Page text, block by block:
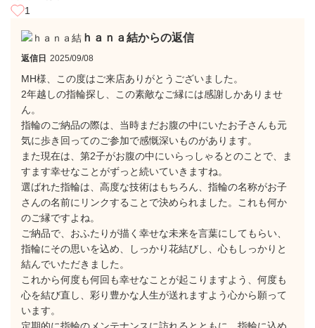
1
ｈａｎａ結からの返信
返信日 2025/09/08
MH様、この度はご来店ありがとうございました。
2年越しの指輪探し、この素敵なご縁には感謝しかありませ
ん。
指輪のご納品の際は、当時まだお腹の中にいたお子さんも元
気に歩き回ってのご参加で感慨深いものがあります。
また現在は、第2子がお腹の中にいらっしゃるとのことで、ま
すます幸せなことがずっと続いていきますね。
選ばれた指輪は、高度な技術はもちろん、指輪の名称がお子
さんの名前にリンクすることで決められました。これも何か
のご縁ですよね。
ご納品で、おふたりが描く幸せな未来を言葉にしてもらい、
指輪にその思いを込め、しっかり花結びし、心もしっかりと
結んでいただきました。
これから何度も何回も幸せなことが起こりますよう、何度も
心を結び直し、彩り豊かな人生が送れますよう心から願って
います。